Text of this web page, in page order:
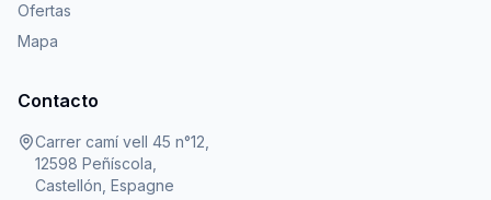
Ofertas
Mapa
Contacto
Carrer camí vell 45 n°12,
12598 Peñíscola,
Castellón, Espagne